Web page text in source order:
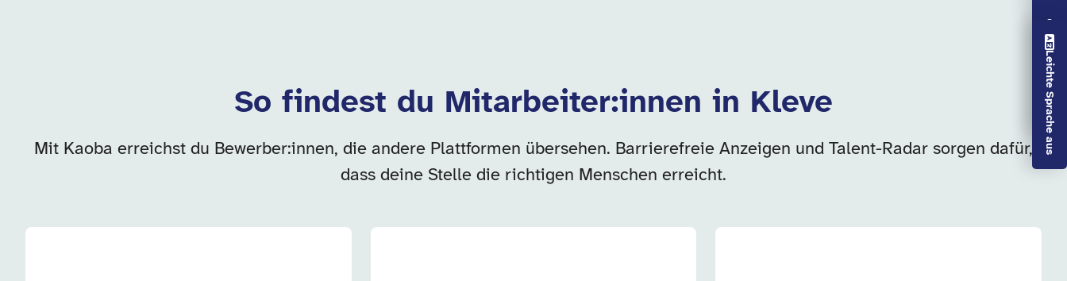
Vorlesen aus
Leichte Sprache aus
So findest du Mitarbeiter:innen in Kleve
Mit Kaoba erreichst du Bewerber:innen, die andere Plattformen übersehen. Barrierefreie Anzeigen und Talent-Radar sorgen dafür,
dass deine Stelle die richtigen Menschen erreicht.